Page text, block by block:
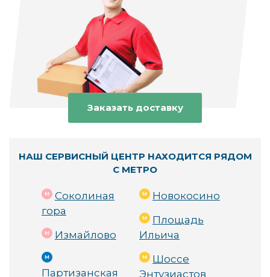
Сертифицированные специалисты:
ссионализм и опыт с 2003 года.
Собственный склад запчастей:
емонта благодаря наличию всех нужных детал
ей.
Удобное расположение: Всего 50 метров от
метро Шоссе Энтузиастов в ВАО, район Сокол
Как мы работаем? 🚀
11 или приходите в павильон Б4 на Шоссе Энтуз
иастов 31c38.
Заказать доставку
НАШ СЕРВИСНЫЙ ЦЕНТР НАХОДИТСЯ РЯДОМ
С МЕТРО
Соколиная
гора
Измайлово
Партизанская
Новокосино
Площадь
Ильича
Шоссе
Энтузиастов